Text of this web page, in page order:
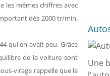
les mêmes chiffres avec
dès 2000 tr/min,
qui en avait peu. Grâce
de la voiture sont
virage rappelle que le
Une